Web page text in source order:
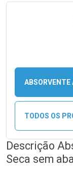
ABSORVENTE
TODOS OS
Descrição
Seca sem